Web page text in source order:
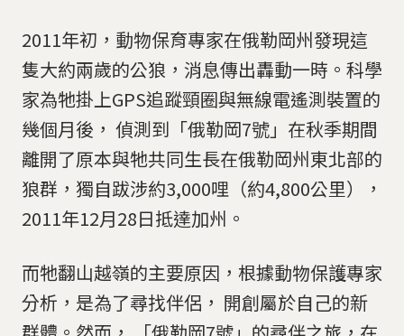
2011年初，動物保育專家在俄勒岡州發現這
隻大約兩歲的公狼，消息傳出轟動一時。科學
家為牠掛上GPS追蹤頸圈與無線電遙測裝置的
幾個月後， 偵測到「俄勒岡7號」在秋季期間
離開了原本與牠共同生長在俄勒岡州東北部的
狼群，獨自跋涉約3,000哩（約4,800公里），
2011年12月28日抵達加州。
而牠翻山越嶺的主要原因，根據動物保護專家
分析，是為了尋找伴侶， 開創屬於自己的新